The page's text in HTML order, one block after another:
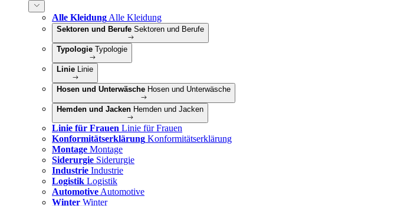
Alle Kleidung Alle Kleidung
Sektoren und Berufe Sektoren und Berufe
Typologie Typologie
Linie Linie
Hosen und Unterwäsche Hosen und Unterwäsche
Hemden und Jacken Hemden und Jacken
Linie für Frauen Linie für Frauen
Konformitätserklärung Konformitätserklärung
Montage Montage
Siderurgie Siderurgie
Industrie Industrie
Logistik Logistik
Automotive Automotive
Winter Winter